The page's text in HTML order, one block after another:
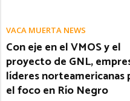
VACA MUERTA NEWS
Con eje en el VMOS y el
proyecto de GNL,
líderes norteamericanas
el foco en Río Negro